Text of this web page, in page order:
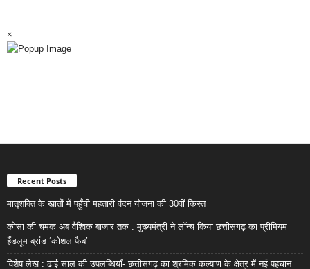
×
Recent Posts
मातृशक्ति के खातों में पहुँची महतारी वंदन योजना की 30वीं किस्त
कोसा की चमक अब वैश्विक बाजार तक : मुख्यमंत्री ने लॉन्च किया छत्तीसगढ़ का प्रीमियम
हैंडलूम ब्रांड ‘कोशल फैब’
विशेष लेख : ढाई साल की उपलब्धियाँ- छत्तीसगढ़ का श्रमिक कल्याण के क्षेत्र में नई पहचान